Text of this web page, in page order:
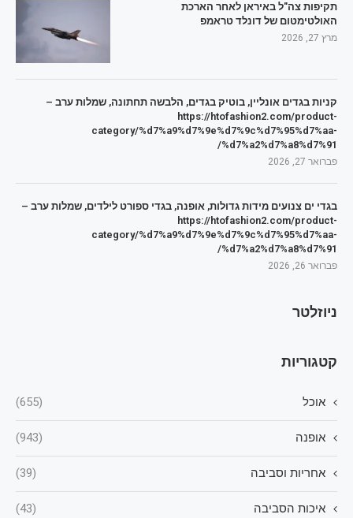
תקיפות צה"ל באיראן לאחר הארכת
האולטימטום של דונלד טראמפ
מרץ 27, 2026
קניות בגדים אונליין, בוטיק בגדים, הלבשה תחתונה, שמלות ערב –
https://htofashion2.com/product-
category/%d7%a9%d7%9e%d7%9c%d7%95%d7%aa-
%d7%a2%d7%a8%d7%91/
פברואר 27, 2026
בגדי ים צנועים מידות גדולות, אופנה, בגדי ספורט לילדים, שמלות ערב –
https://htofashion2.com/product-
category/%d7%a9%d7%9e%d7%9c%d7%95%d7%aa-
%d7%a2%d7%a8%d7%91/
פברואר 26, 2026
ניוזלטר
קטגוריות
אוכל (655)
אופנה (943)
אחריות וסביבה (39)
איכות הסביבה (43)